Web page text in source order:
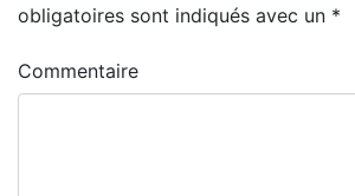
obligatoires sont indiqués avec un *
Commentaire